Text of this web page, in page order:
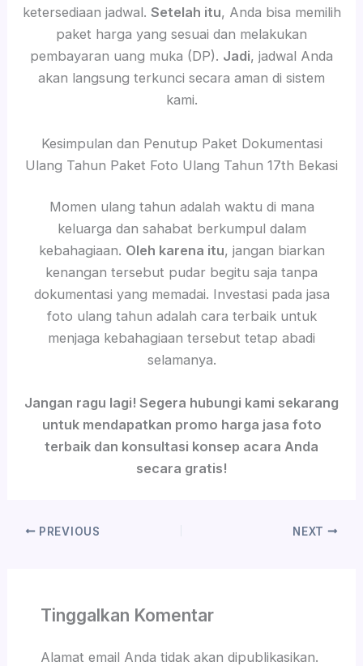
ketersediaan jadwal. Setelah itu, Anda bisa memilih
paket harga yang sesuai dan melakukan
pembayaran uang muka (DP). Jadi, jadwal Anda
akan langsung terkunci secara aman di sistem
kami.
Kesimpulan dan Penutup Paket Dokumentasi
Ulang Tahun Paket Foto Ulang Tahun 17th Bekasi
Momen ulang tahun adalah waktu di mana
keluarga dan sahabat berkumpul dalam
kebahagiaan. Oleh karena itu, jangan biarkan
kenangan tersebut pudar begitu saja tanpa
dokumentasi yang memadai. Investasi pada jasa
foto ulang tahun adalah cara terbaik untuk
menjaga kebahagiaan tersebut tetap abadi
selamanya.
Jangan ragu lagi! Segera hubungi kami sekarang
untuk mendapatkan promo harga jasa foto
terbaik dan konsultasi konsep acara Anda
secara gratis!
PREVIOUS NEXT
Tinggalkan Komentar
Alamat email Anda tidak akan dipublikasikan.